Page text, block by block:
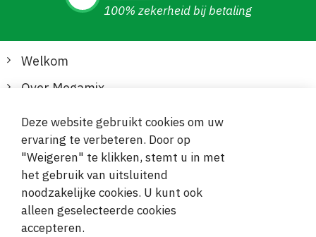
100% zekerheid bij betaling
Welkom
Over Megamix
Informatie
Klantenservice
Veilige en gemakkelijke betalingen
Deze website gebruikt cookies om uw
ervaring te verbeteren. Door op
"Weigeren" te klikken, stemt u in met
het gebruik van uitsluitend
noodzakelijke cookies. U kunt ook
alleen geselecteerde cookies
accepteren.